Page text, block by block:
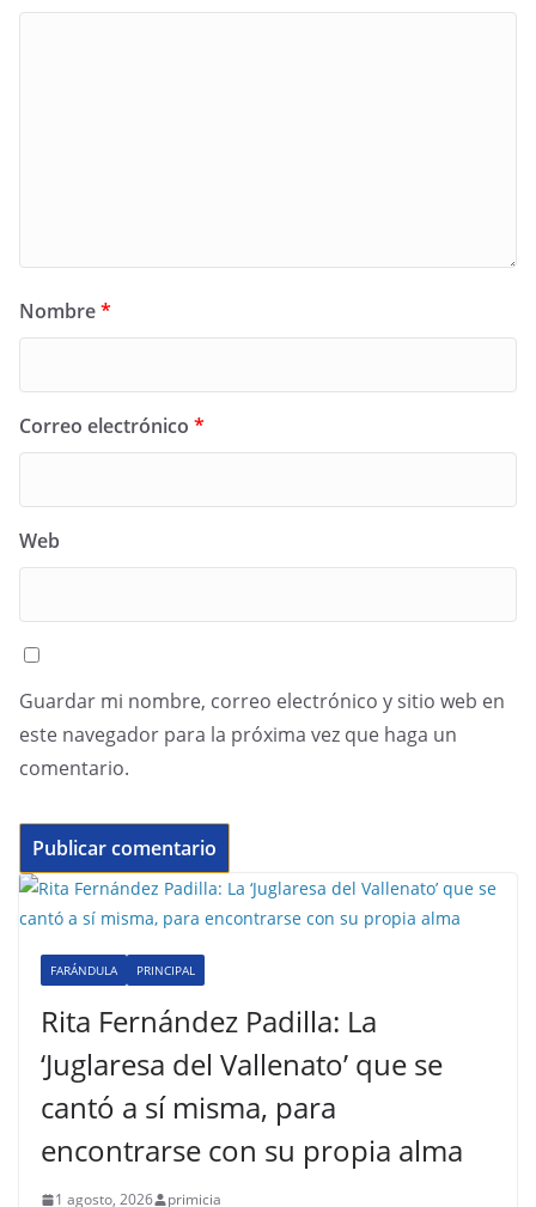
Nombre*
Correo electrónico *
Web
Guardar mi nombre, correo electrónico y sitio web en
este navegador para la próxima vez que haga un
comentario.
FARÁNDULA PRINCIPAL
Rita Fernández Padilla: La
‘Juglaresa del Vallenato’ que se
cantó a sí misma, para
encontrarse con su propia alma
1 agosto, 2026 primicia